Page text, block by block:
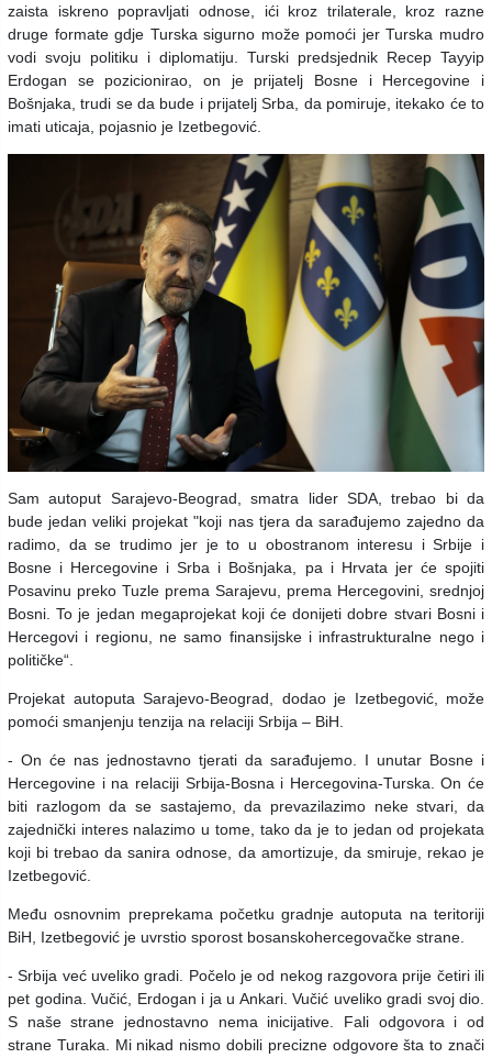
zaista iskreno popravljati odnose, ići kroz trilaterale, kroz razne
druge formate gdje Turska sigurno može pomoći jer Turska mudro
vodi svoju politiku i diplomatiju. Turski predsjednik Recep Tayyip
Erdogan se pozicionirao, on je prijatelj Bosne i Hercegovine i
Bošnjaka, trudi se da bude i prijatelj Srba, da pomiruje, itekako će to
imati uticaja, pojasnio je Izetbegović.
Sam autoput Sarajevo-Beograd, smatra lider SDA, trebao bi da
bude jedan veliki projekat "koji nas tjera da sarađujemo zajedno da
radimo, da se trudimo jer je to u obostranom interesu i Srbije i
Bosne i Hercegovine i Srba i Bošnjaka, pa i Hrvata jer će spojiti
Posavinu preko Tuzle prema Sarajevu, prema Hercegovini, srednjoj
Bosni. To je jedan megaprojekat koji će donijeti dobre stvari Bosni i
Hercegovi i regionu, ne samo finansijske i infrastrukturalne nego i
političke“.
Projekat autoputa Sarajevo-Beograd, dodao je Izetbegović, može
pomoći smanjenju tenzija na relaciji Srbija – BiH.
- On će nas jednostavno tjerati da sarađujemo. I unutar Bosne i
Hercegovine i na relaciji Srbija-Bosna i Hercegovina-Turska. On će
biti razlogom da se sastajemo, da prevazilazimo neke stvari, da
zajednički interes nalazimo u tome, tako da je to jedan od projekata
koji bi trebao da sanira odnose, da amortizuje, da smiruje, rekao je
Izetbegović.
Među osnovnim preprekama početku gradnje autoputa na teritoriji
BiH, Izetbegović je uvrstio sporost bosanskohercegovačke strane.
- Srbija već uveliko gradi. Počelo je od nekog razgovora prije četiri ili
pet godina. Vučić, Erdogan i ja u Ankari. Vučić uveliko gradi svoj dio.
S naše strane jednostavno nema inicijative. Fali odgovora i od
strane Turaka. Mi nikad nismo dobili precizne odgovore šta to znači